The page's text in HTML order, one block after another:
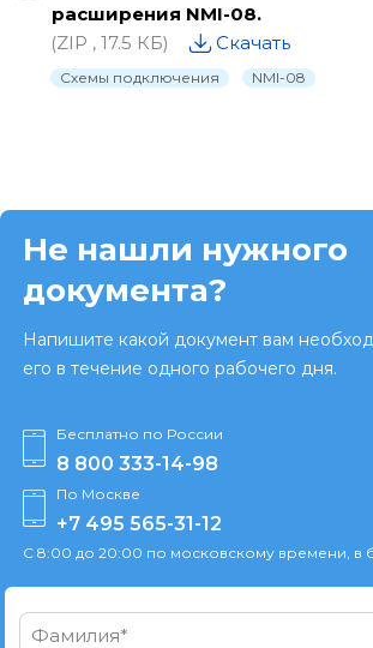
расширения NMI-08.
(ZIP , 17.5 КБ)
Скачать
Схемы подключения NMI-08
Не нашли нужного
документа?
Напишите какой документ вам
его в течение одного рабочего дня.
Бесплатно по России
8 800 333-14-98
По Москве
+7 495 565-31-12
С 8:00 до 20:00 по московскому времени, в
Фамилия*